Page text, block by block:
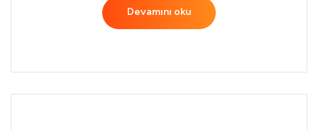
Devamını oku